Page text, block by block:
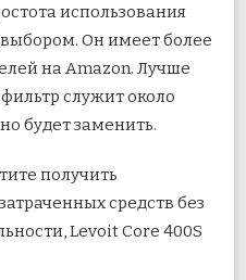
использования
Он имеет более
на Amazon. Лучше
служит около
будет заменить.
получить
средств без
Levoit Core 400S